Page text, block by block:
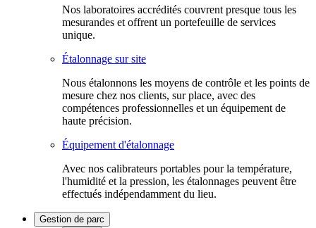
Nos laboratoires accrédités couvrent presque tous les
mesurandes et offrent un portefeuille de services
unique.
Étalonnage sur site
Nous étalonnons les moyens de contrôle et les points de
mesure chez nos clients, sur place, avec des
compétences professionnelles et un équipement de
haute précision.
Équipement d'étalonnage
Avec nos calibrateurs portables pour la température,
l'humidité et la pression, les étalonnages peuvent être
effectués indépendamment du lieu.
Gestion de parc